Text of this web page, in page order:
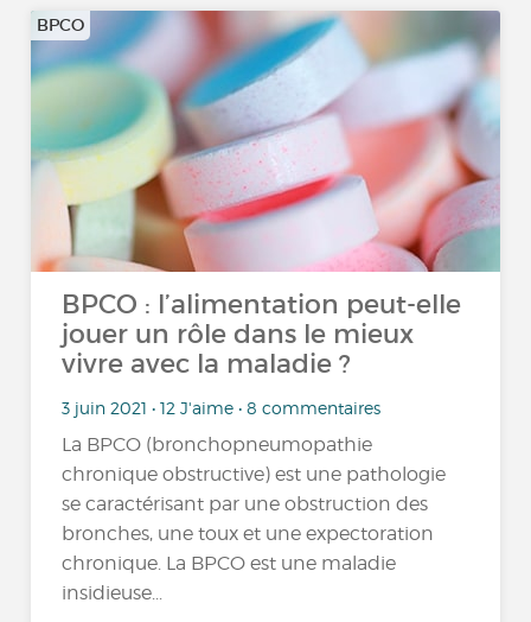
BPCO
BPCO : l’alimentation peut-elle
jouer un rôle dans le mieux
vivre avec la maladie ?
3 juin 2021 • 12 J'aime • 8 commentaires
La BPCO (bronchopneumopathie
chronique obstructive) est une pathologie
se caractérisant par une obstruction des
bronches, une toux et une expectoration
chronique. La BPCO est une maladie
insidieuse...